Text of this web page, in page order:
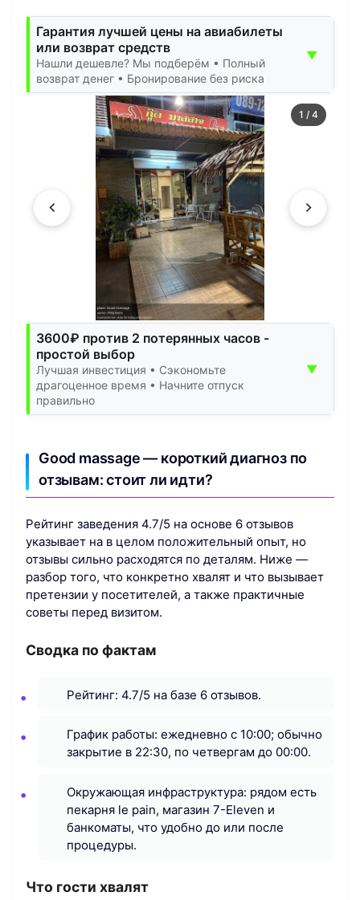
Гарантия лучшей цены на авиабилеты
или возврат средств
Нашли дешевле? Мы подберём • Полный
возврат денег • Бронирование без риска
▼
1 / 4
3600₽ против 2 потерянных часов -
простой выбор
Лучшая инвестиция • Сэкономьте
драгоценное время • Начните отпуск
правильно
▼
Good massage — короткий диагноз по
отзывам: стоит ли идти?
Рейтинг заведения 4.7/5 на основе 6 отзывов
указывает на в целом положительный опыт, но
отзывы сильно расходятся по деталям. Ниже —
разбор того, что конкретно хвалят и что вызывает
претензии у посетителей, а также практичные
советы перед визитом.
Сводка по фактам
Рейтинг: 4.7/5 на базе 6 отзывов.
График работы: ежедневно с 10:00; обычно
закрытие в 22:30, по четвергам до 00:00.
Окружающая инфраструктура: рядом есть
пекарня le pain, магазин 7-Eleven и
банкоматы, что удобно до или после
процедуры.
Что гости хвалят